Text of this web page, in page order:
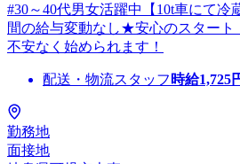
#30～40代男女活躍中【10t車にて冷
間の給与変動なし★安心のスタート
不安なく始められます！
配送・物流スタッフ 時給1,725
勤務地
面接地